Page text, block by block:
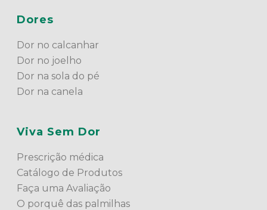
Dores
Dor no calcanhar
Dor no joelho
Dor na sola do pé
Dor na canela
Viva Sem Dor
Prescrição médica
Catálogo de Produtos
Faça uma Avaliação
O porquê das palmilhas